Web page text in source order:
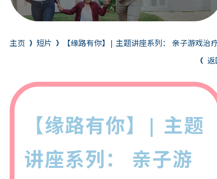
短片
消息及活动
主页 短片
【缘路有你】| 主题讲座系列： 亲子游戏治
返
【缘路有你】| 主题
讲座系列： 亲子游